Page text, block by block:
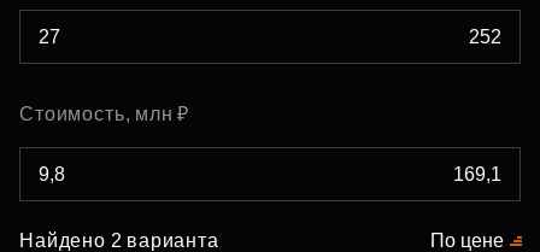
Стоимость, млн ₽
Найдено 2 варианта По цене